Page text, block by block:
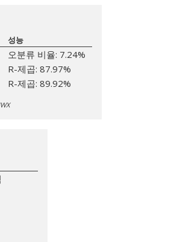
성능
오분류 비율: 7.24%
R-제곱: 87.97%
R-제곱: 89.92%